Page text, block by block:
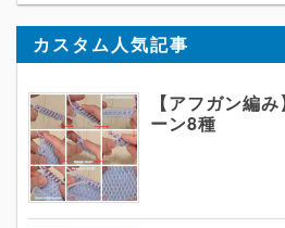
カスタム人気記事
【アフガン編
ーン8種